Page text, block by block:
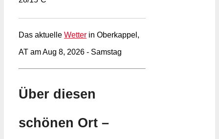
Das aktuelle Wetter in Oberkappel,
AT am Aug 8, 2026 - Samstag
Über diesen
schönen Ort –